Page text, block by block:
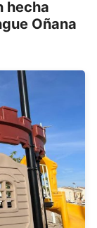
hecha
Oñana